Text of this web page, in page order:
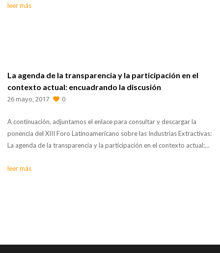
leer más
La agenda de la transparencia y la participación en el
contexto actual: encuadrando la discusión
26 mayo, 2017 0
A continuación, adjuntamos el enlace para consultar y descargar la
ponencia del XIII Foro Latinoamericano sobre las Industrias Extractivas:
La agenda de la transparencia y la participación en el contexto actual:…
leer más